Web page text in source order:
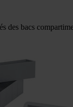
des bacs